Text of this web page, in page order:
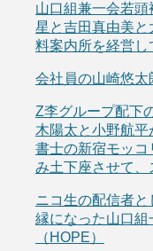
山口組兼一会若
星と吉田真由美
料案内所を経営し
会社員の山崎悠太
Z李グループ配下
木陽太と小野航
書士の新宿モッ
み土下座させて
ニコ生の配信者
縁になった山口
（HOPE）